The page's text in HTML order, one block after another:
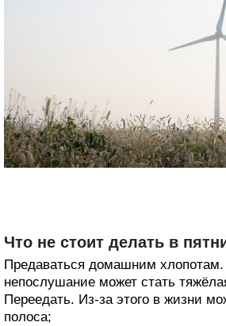
Что не стоит делать в
Предаваться домашним хлопотам.
непослушание может стать
Переедать. Из-за этого в жизни
полоса;